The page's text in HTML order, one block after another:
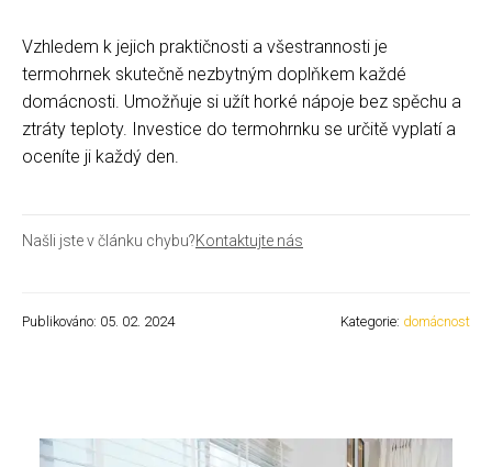
Vzhledem k jejich praktičnosti a všestrannosti je
termohrnek skutečně nezbytným doplňkem každé
domácnosti. Umožňuje si užít horké nápoje bez spěchu a
ztráty teploty. Investice do termohrnku se určitě vyplatí a
oceníte ji každý den.
Našli jste v článku chybu?Kontaktujte nás
Publikováno: 05. 02. 2024 Kategorie: domácnost